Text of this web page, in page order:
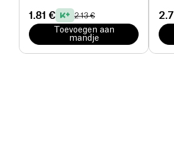
1.81 € 2.13 €
Toevoegen aan
mandje